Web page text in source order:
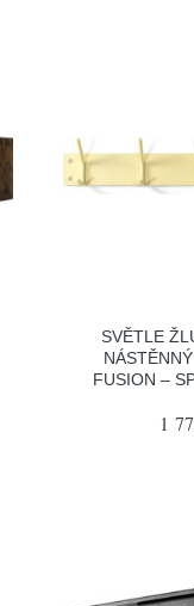
SVĚTLE
FUSION –
1